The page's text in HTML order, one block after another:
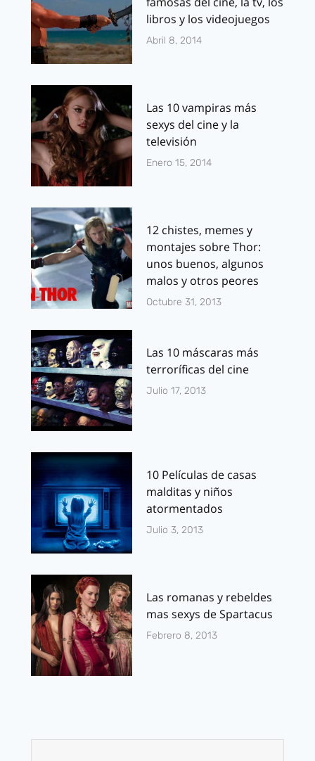
libros y los videojuegos
Abril 8, 2014
Las 10 vampiras más
sexys del cine y la
televisión
Enero 15, 2014
12 chistes, memes y
montajes sobre Thor:
unos buenos, algunos
malos y otros peores
Octubre 31, 2013
Las 10 máscaras más
terroríficas del cine
Julio 17, 2013
10 Películas de casas
malditas y niños
atormentados
Julio 3, 2013
Las romanas y rebeldes
mas sexys de Spartacus
Febrero 8, 2013